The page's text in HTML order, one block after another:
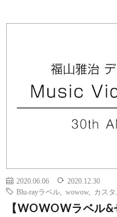
2020.06.06
2020.12.30
Blu-rayラベル
wowow, カス
【WOWOWラベル